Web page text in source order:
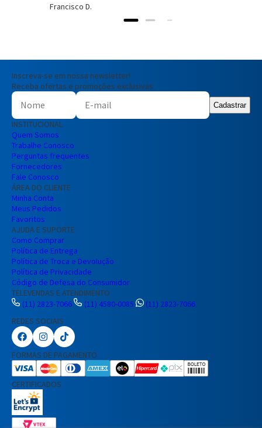
Francisco D.
Inscreva-se em nossa newsletter!
Receba ofertas e promoções exclusivas
Cadastrar
INSTITUCIONAL
Quem Somos
Trabalhe Conosco
Perguntas frequentes
Fornecedores
Fale Conosco
ÁREA DO CLIENTE
Minha Conta
Meus Pedidos
Favoritos
AJUDA E SUPORTE
Como Comprar
Política de Entrega
Política de Troca e Devolução
Política de Privacidade
Código de Defesa do Consumidor
TELEVENDAS E ATENDIMENTO
(11) 2823-7066
(11) 4580-0085
(11) 2823-7066
REDES SOCIAIS
FORMAS DE PAGAMENTO
CERTIFICADOS
Nome Completo